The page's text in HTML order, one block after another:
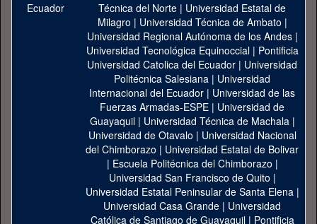
Técnica del Norte | Universidad Estatal de
Milagro | Universidad Técnica de Ambato |
Universidad Regional Autónoma de los Andes|
Universidad Tecnológica Equinoccial| Pontificia
Universidad Catolica del Ecuador | Universidad
Politécnica Salesiana | Universidad
Internacional del Ecuador | Universidad de las
Fuerzas Armadas-ESPE | Universidad de
Guayaquil| Universidad Técnica de Machala|
Universidad de Otavalo | Universidad Nacional
del Chimborazo | Universidad Estatal de Bolivar
| Escuela Politécnica del Chimborazo |
Universidad San Francisco de Quito |
Universidad Estatal Peninsular de Santa Elena|
Universidad Casa Grande | Universidad
Católica de Santiago de Guayaquil| Pontificia